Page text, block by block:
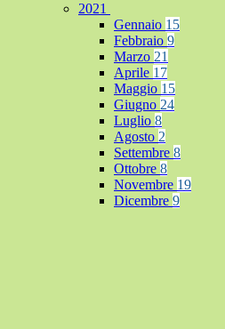
2021
Gennaio 15
Febbraio 9
Marzo 21
Aprile 17
Maggio 15
Giugno 24
Luglio 8
Agosto 2
Settembre 8
Ottobre 8
Novembre 19
Dicembre 9